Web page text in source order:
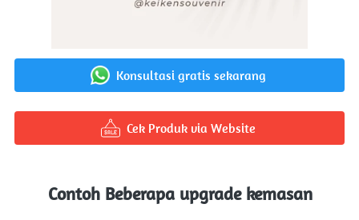
` Konsultasi gratis sekarang
` Cek Produk via Website
Contoh Beberapa upgrade kemasan